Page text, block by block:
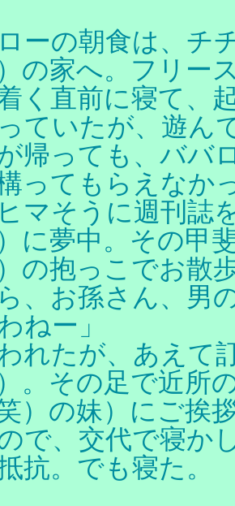
ーの朝食は、チ
）の家へ。フリー
く直前に寝て、
ていたが、遊ん
帰っても、ババ
ってもらえなか
マそうに週刊誌
）に夢中。その甲
）の抱っこでお散
ら、お孫さん、男
ねー」
れたが、あえて
）。その足で近所
）の妹）にご挨
で、交代で寝か
抗。でも寝た。